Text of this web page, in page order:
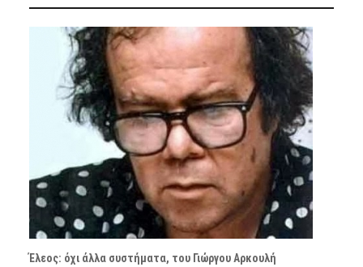
Έλεος: όχι άλλα συστήματα, του Γιώργου Αρκουλή